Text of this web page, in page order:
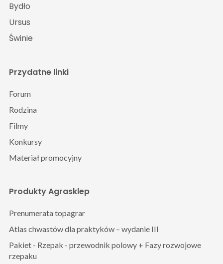
Bydło
Ursus
Świnie
Produkty Agrasklep
Prenumerata topagrar
Atlas chwastów dla praktyków – wydanie III
Pakiet - Rzepak - przewodnik polowy + Fazy rozwojowe
rzepaku
Przydatne linki
Forum
Rodzina
Filmy
Konkursy
Materiał promocyjny